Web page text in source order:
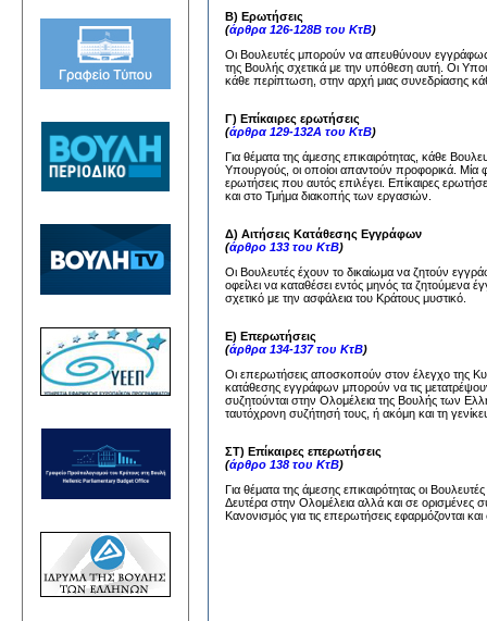
Β) Ερωτήσεις
(άρθρα 126-128Β του ΚτΒ)
Οι Βουλευτές μπορούν να απευθύνουν
της Βουλής σχετικά με την υπόθεση αυτή. Οι
κάθε περίπτωση, στην αρχή μιας συνεδρίασης
Γ) Επίκαιρες ερωτήσεις
(άρθρα 129-132Α του ΚτΒ)
Για θέματα της άμεσης επικαιρότητας, κάθε
Υπουργούς, οι οποίοι απαντούν προφορικά. Μία
ερωτήσεις που αυτός επιλέγει. Επίκαιρες
και στο Τμήμα διακοπής των εργασιών.
Δ) Αιτήσεις Κατάθεσης Εγγράφων
(άρθρο 133 του ΚτΒ)
Οι Βουλευτές έχουν το δικαίωμα να ζητούν
οφείλει να καταθέσει εντός μηνός τα
σχετικό με την ασφάλεια του Κράτους μυστικό.
Ε) Επερωτήσεις
(άρθρα 134-137 του ΚτΒ)
Οι επερωτήσεις αποσκοπούν στον έλεγχο της
κατάθεσης εγγράφων μπορούν να τις
συζητούνται στην Ολομέλεια της Βουλής των
ταυτόχρονη συζήτησή τους, ή ακόμη και τη
ΣΤ) Επίκαιρες επερωτήσεις
(άρθρο 138 του ΚτΒ)
Για θέματα της άμεσης επικαιρότητας οι
Δευτέρα στην Ολομέλεια αλλά και σε ορισμένες
Κανονισμός για τις επερωτήσεις εφαρμόζονται